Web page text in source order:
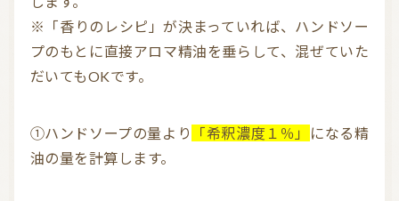
※「香りのレシピ」が決まっていれば、ハンドソー
プのもとに直接アロマ精油を垂らして、混ぜていた
だいてもOKです。
①ハンドソープの量より 「希釈濃度１％」
になる精
油の量を計算します。